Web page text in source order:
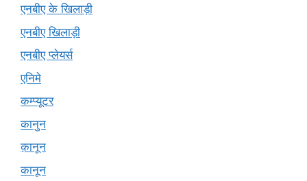
एनबीए के खिलाड़ी
एनबीए खिलाड़ी
एनबीए प्लेयर्स
एनिमे
कम्प्यूटर
कानुन
क़ानून
कानून